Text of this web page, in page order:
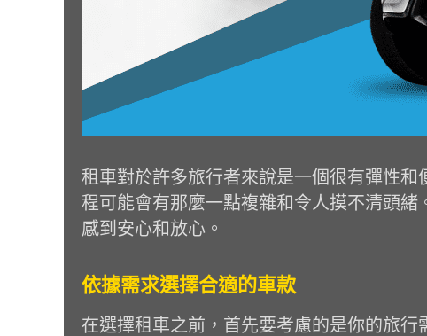
租車對於許多旅行者來說是一個很有彈性
程可能會有那麼一點複雜和令人摸不清頭
感到安心和放心。
依據需求選擇合適的車款
在選擇租車之前，首先要考慮的是你的旅